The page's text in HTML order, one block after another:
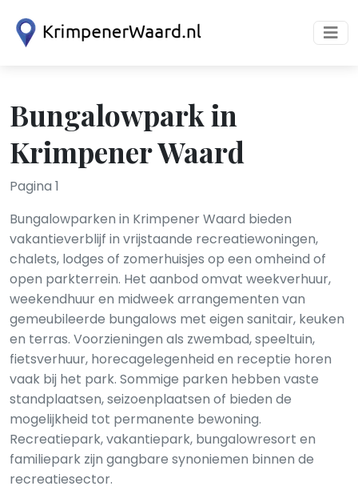
Bungalowpark in
Krimpener Waard
Pagina 1
Bungalowparken in Krimpener Waard bieden
vakantieverblijf in vrijstaande recreatiewoningen,
chalets, lodges of zomerhuisjes op een omheind of
open parkterrein. Het aanbod omvat weekverhuur,
weekendhuur en midweek arrangementen van
gemeubileerde bungalows met eigen sanitair, keuken
en terras. Voorzieningen als zwembad, speeltuin,
fietsverhuur, horecagelegenheid en receptie horen
vaak bij het park. Sommige parken hebben vaste
standplaatsen, seizoenplaatsen of bieden de
mogelijkheid tot permanente bewoning.
Recreatiepark, vakantiepark, bungalowresort en
familiepark zijn gangbare synoniemen binnen de
recreatiesector.